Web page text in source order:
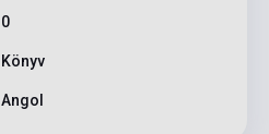
0
Könyv
Angol